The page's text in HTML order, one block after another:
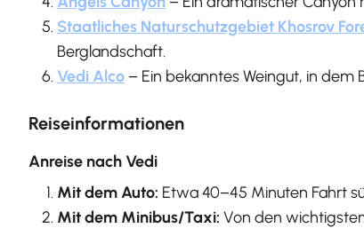
Staatliches Naturschutzgebiet Khosrov
Berglandschaft.
Vedi Alco – Ein bekanntes Weingut, in
Reiseinformationen
Anreise nach Vedi
Mit dem Auto: Etwa 40–45 Minuten Fahrt
Mit dem Minibus/Taxi: Von den